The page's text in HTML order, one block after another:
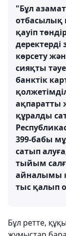
"Бұл
отбасылық
қауіп
көрсету
сияқты
банктік
ақпаратты
құралды
399-бабы
сатып
тыйым
айналымы
тыс қалып
Бұл ретте,